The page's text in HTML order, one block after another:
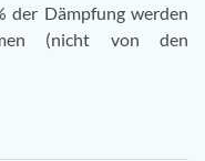
der Dämpfung werden
(nicht von den